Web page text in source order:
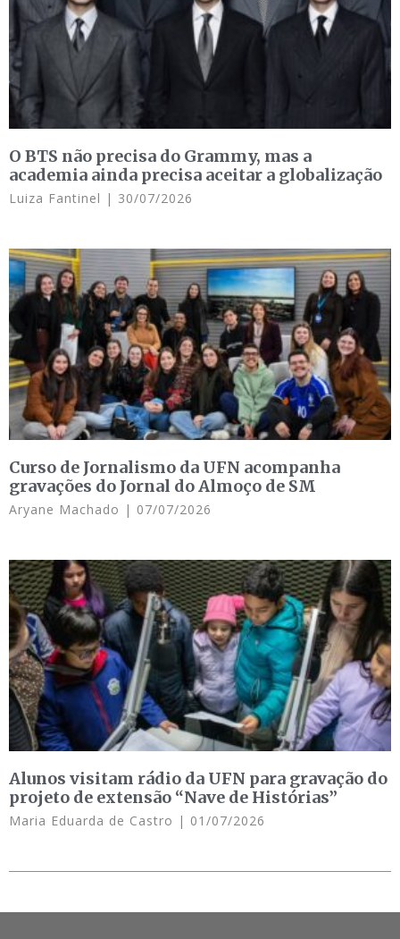
O BTS não precisa do Grammy, mas a
academia ainda precisa aceitar a globalização
Luiza Fantinel 30/07/2026
Curso de Jornalismo da UFN acompanha
gravações do Jornal do Almoço de SM
Aryane Machado 07/07/2026
Alunos visitam rádio da UFN para gravação do
projeto de extensão “Nave de Histórias”
Maria Eduarda de Castro 01/07/2026